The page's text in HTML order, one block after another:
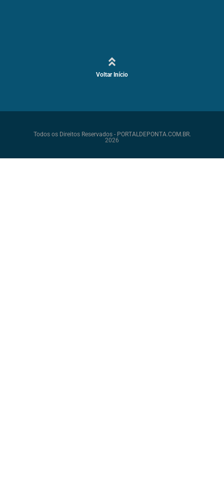
Voltar Início
Todos os Direitos Reservados - PORTALDEPONTA.COM.BR.
2026